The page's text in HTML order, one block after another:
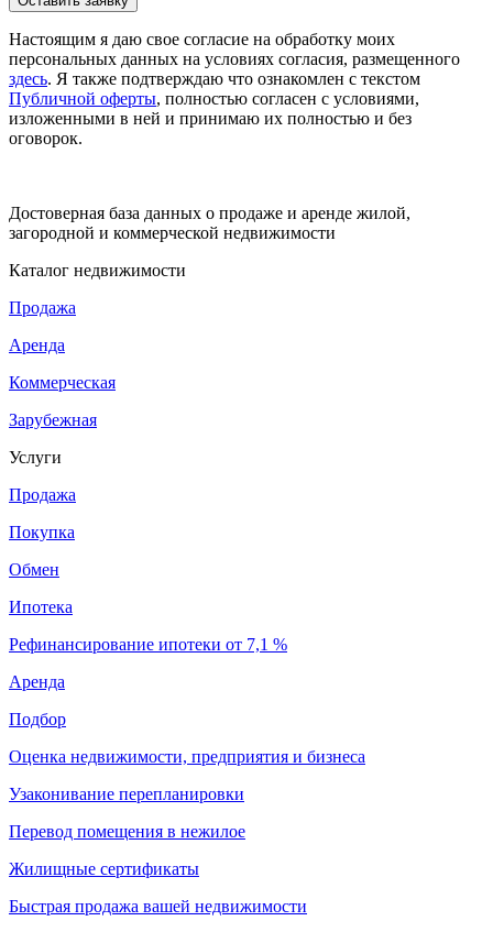
Настоящим я даю свое согласие на обработку моих
персональных данных на условиях согласия, размещенного
здесь. Я также подтверждаю что ознакомлен с текстом
Публичной оферты, полностью согласен с условиями,
изложенными в ней и принимаю их полностью и без
оговорок.
Достоверная база данных о продаже и аренде жилой,
загородной и коммерческой недвижимости
Каталог недвижимости
Продажа
Аренда
Коммерческая
Зарубежная
Услуги
Продажа
Покупка
Обмен
Ипотека
Рефинансирование ипотеки от 7,1 %
Аренда
Подбор
Оценка недвижимости, предприятия и бизнеса
Узаконивание перепланировки
Перевод помещения в нежилое
Жилищные сертификаты
Быстрая продажа вашей недвижимости